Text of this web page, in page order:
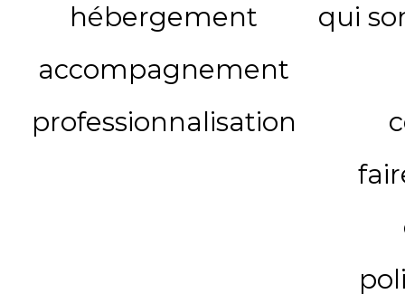
hébergement
accompagnement
professionnalisation
qui